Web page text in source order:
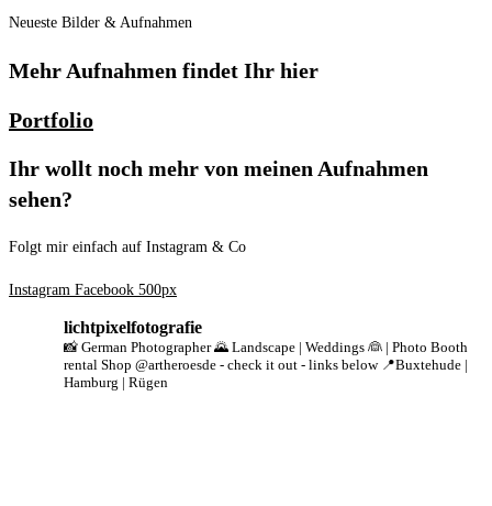
Neueste Bilder & Aufnahmen
Mehr Aufnahmen findet Ihr hier
Portfolio
Ihr wollt noch mehr von meinen Aufnahmen
sehen?
Folgt mir einfach auf Instagram & Co
Instagram Facebook 500px
lichtpixelfotografie
📸 German Photographer🌄 Landscape | Weddings 👰 | Photo Booth
rental Shop @artheroesde - check it out - links below📍Buxtehude |
Hamburg | Rügen